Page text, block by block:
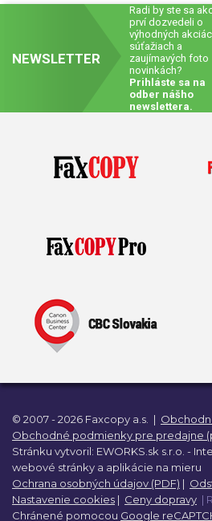
Kontakty
Môj profil
NEWSLETTER
Radi by ste sa
prví dozvedeli o
výhodných
súťažiach a
zaujímavých foto
novinkách?
Prihláste sa na
odber nášho
newslettera.
© 2007 - 2026 Faxcopy a.s. |
Obchodné podmienky pre predajne
Stránku vytvoril: EWORKS.sk s.r.o. -
webové stránky a aplikácie na mieru
Ochrana osobných údajov (PDF) |
Nastavenie cookies | Ceny dopravy |
Chránené pomocou Google